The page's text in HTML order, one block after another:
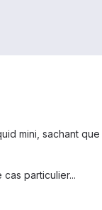
mini, sachant
particulier...